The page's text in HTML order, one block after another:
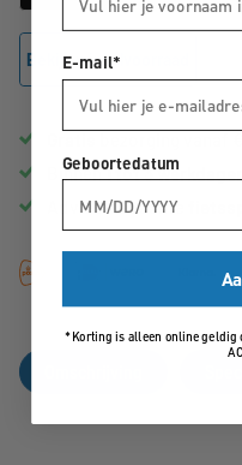
Bekijk winkelvoorraad
Binnen1 tot 3 werkdagen
Advies van echte
E-mail*
Geboortedatum
*Korting is alleen online geldig